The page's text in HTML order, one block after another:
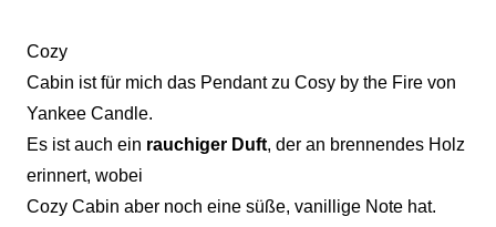
Cozy
Cabin ist für mich das Pendant zu Cosy by the Fire von
Yankee Candle.
Es ist auch ein rauchiger Duft, der an brennendes Holz
erinnert, wobei
Cozy Cabin aber noch eine süße, vanillige Note hat.